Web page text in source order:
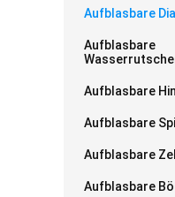
Aufblasbare
Aufblasbare
Aufblasbare
Aufblasbare
Aufblasbare
Aufblasbare